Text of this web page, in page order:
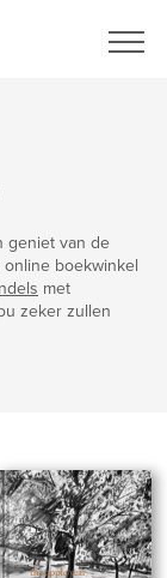
geniet van de
boekwinkel
met
zeker zullen